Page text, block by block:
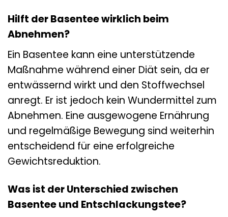
Hilft der Basentee wirklich beim
Abnehmen?
Ein Basentee kann eine unterstützende
Maßnahme während einer Diät sein, da er
entwässernd wirkt und den Stoffwechsel
anregt. Er ist jedoch kein Wundermittel zum
Abnehmen. Eine ausgewogene Ernährung
und regelmäßige Bewegung sind weiterhin
entscheidend für eine erfolgreiche
Gewichtsreduktion.
Was ist der Unterschied zwischen
Basentee und Entschlackungstee?